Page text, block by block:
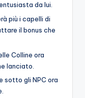
da lui.
più i capelli di
il bonus che
Colline ora
lanciato.
sotto gli NPC ora